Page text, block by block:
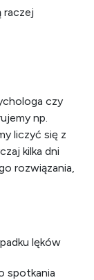
raczej
czy
np.
liczyć się z
kilka dni
rozwiązania,
lęków
spotkania